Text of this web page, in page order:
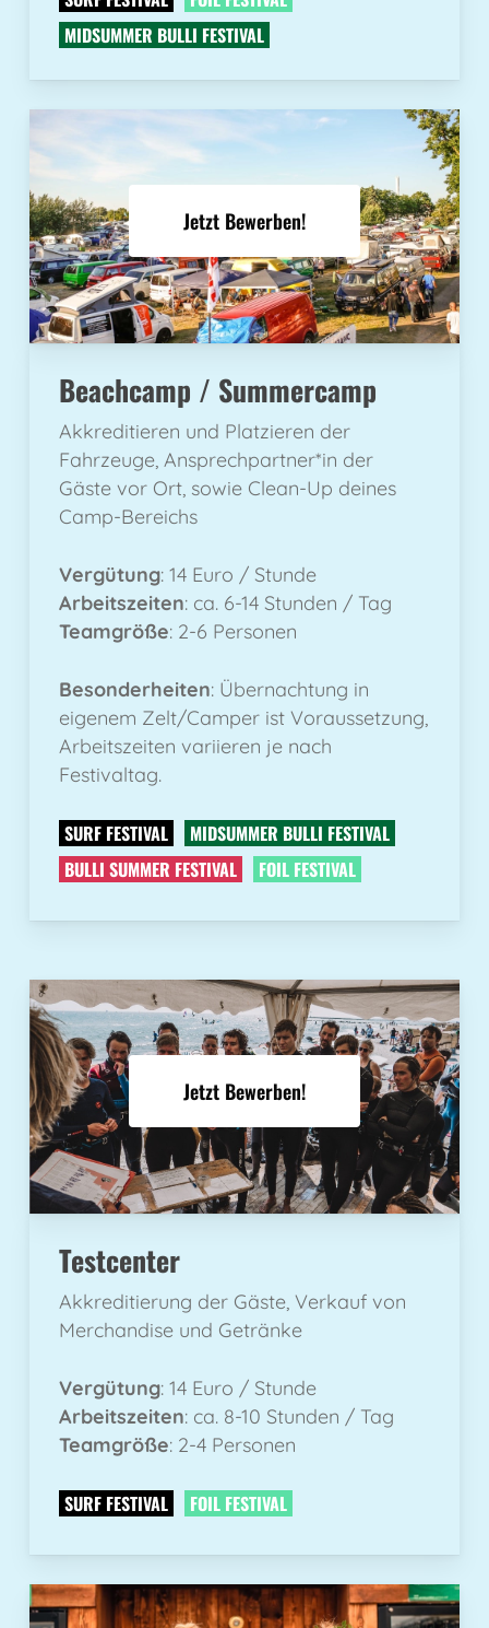
MIDSUMMER BULLI FESTIVAL
Jetzt Bewerben!
Beachcamp / Summercamp
Akkreditieren und Platzieren der
Fahrzeuge, Ansprechpartner*in der
Gäste vor Ort, sowie Clean-Up deines
Camp-Bereichs
Vergütung: 14 Euro / Stunde
Arbeitszeiten: ca. 6-14 Stunden / Tag
Teamgröße: 2-6 Personen
Besonderheiten: Übernachtung in
eigenem Zelt/Camper ist Voraussetzung,
Arbeitszeiten variieren je nach
Festivaltag.
SURF FESTIVAL
MIDSUMMER BULLI FESTIVAL
BULLI SUMMER FESTIVAL
FOIL FESTIVAL
Jetzt Bewerben!
Testcenter
Akkreditierung der Gäste, Verkauf von
Merchandise und Getränke
Vergütung: 14 Euro / Stunde
Arbeitszeiten: ca. 8-10 Stunden / Tag
Teamgröße: 2-4 Personen
SURF FESTIVAL FOIL FESTIVAL